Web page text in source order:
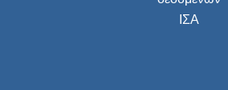
ΙΣΑ